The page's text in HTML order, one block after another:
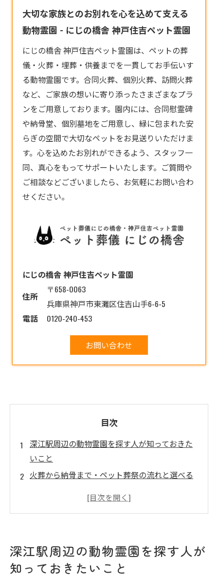
大切な家族とのお別れを心を込めて支える
動物霊園 - にじの橋舎 神戸住吉ペット霊園
にじの橋舎 神戸住吉ペット霊園は、ペットの葬
儀・火葬・埋葬・供養までを一貫してお手伝いす
る動物霊園です。合同火葬、個別火葬、訪問火葬
など、ご家族の想いに寄り添ったさまざまなプラ
ンをご用意しております。園内には、合同慰霊碑
や納骨堂、個別墓地をご用意し、緑に包まれた安
らぎの空間で大切なペットをお見送りいただけま
す。心を込めたお別れができるよう、スタッフ一
同、真心をもってサポートいたします。ご質問や
ご相談などございましたら、お気軽にお問い合わ
せください。
にじの橋舎 神戸住吉ペット霊園
住所
〒658-0063
兵庫県神戸市東灘区住吉山手6-6-5
電話
0120-240-453
お問い合わせ
目次
深江駅周辺の動物霊園を探す人が知っておきた
いこと
火葬から納骨まで・ペット葬祭の流れと選べる
深江駅周辺の動物霊園のコストと予算別プラン
よくある質問
深江駅周辺について
深江駅周辺の動物霊園を探す人が
知っておきたいこと